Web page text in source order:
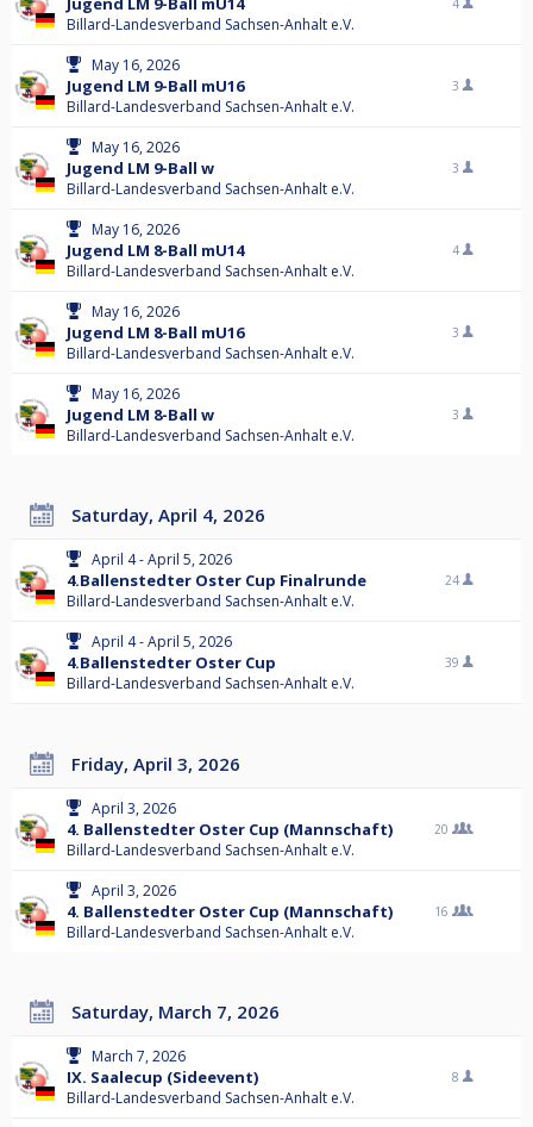
Billard-Landesverband Sachsen-Anhalt e.V.
4
May 16, 2026
Jugend LM 9-Ball mU16
Billard-Landesverband Sachsen-Anhalt e.V.
3
May 16, 2026
Jugend LM 9-Ball w
Billard-Landesverband Sachsen-Anhalt e.V.
3
May 16, 2026
Jugend LM 8-Ball mU14
Billard-Landesverband Sachsen-Anhalt e.V.
4
May 16, 2026
Jugend LM 8-Ball mU16
Billard-Landesverband Sachsen-Anhalt e.V.
3
May 16, 2026
Jugend LM 8-Ball w
Billard-Landesverband Sachsen-Anhalt e.V.
3
Saturday, April 4, 2026
April 4 - April 5, 2026
4.Ballenstedter Oster Cup Finalrunde
Billard-Landesverband Sachsen-Anhalt e.V.
24
April 4 - April 5, 2026
4.Ballenstedter Oster Cup
Billard-Landesverband Sachsen-Anhalt e.V.
39
Friday, April 3, 2026
April 3, 2026
4. Ballenstedter Oster Cup (Mannschaft)
Billard-Landesverband Sachsen-Anhalt e.V.
20
April 3, 2026
4. Ballenstedter Oster Cup (Mannschaft)
Billard-Landesverband Sachsen-Anhalt e.V.
16
Saturday, March 7, 2026
March 7, 2026
IX. Saalecup (Sideevent)
Billard-Landesverband Sachsen-Anhalt e.V.
8